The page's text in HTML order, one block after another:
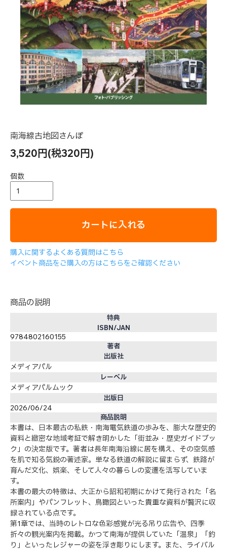
南海線古地図さんぽ
3,520円(税320円)
個数
カートに入れる
購入に関するよくある質問はこちら
イベント商品をご購入の方はこちらをご確認ください
商品の説明
特典
ISBN/JAN
9784802160155
著者
出版社
メディアパル
レーベル
メディアパルムック
出版日
2026/06/24
商品説明
本書は、日本最古の私鉄・南海電気鉄道の歩みを、膨大な歴史的
資料と緻密な地域考証で解き明かした「街並み・歴史ガイドブッ
ク」の決定版です。著者は長年南海沿線に居を構え、その空気感
を肌で知る気鋭の著述家。単なる鉄道の解説に留まらず、鉄路が
育んだ文化、娯楽、そして人々の暮らしの変遷を活写していま
す。
本書の最大の特徴は、大正から昭和初期にかけて発行された「名
所案内」やパンフレット、鳥瞰図といった貴重な資料が贅沢に収
録されている点です。
第1章では、当時のレトロな色彩感覚が光る吊り広告や、四季
折々の観光案内を掲載。かつて南海が提供していた「温泉」「釣
り」といったレジャーの姿を浮き彫りにします。また、ライバル